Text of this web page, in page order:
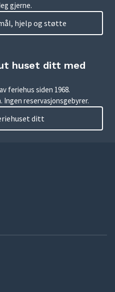
gjerne.
hjelp og støtte
huset ditt med
feriehus siden 1968.
Ingen reservasjonsgebyrer.
ditt